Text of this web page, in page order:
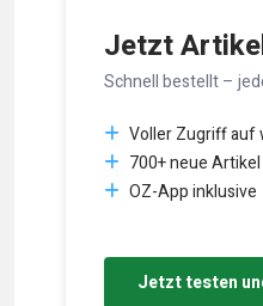
Jetzt
Schnell bestellt –
Voller Zugriff auf
700+ neue
OZ-App inklusive
Jetzt testen